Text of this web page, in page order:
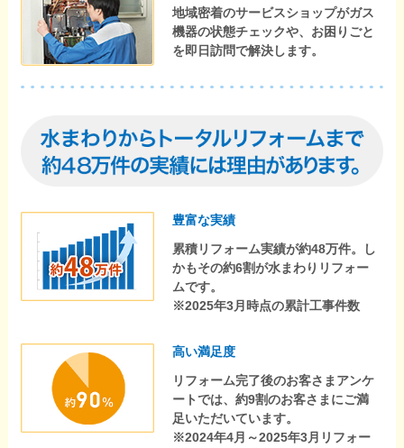
地域密着のサービスショップがガス
機器の状態チェックや、お困りごと
を即日訪問で解決します。
豊富な実績
累積リフォーム実績が約48万件。し
かもその約6割が水まわりリフォー
ムです。
※2025年3月時点の累計工事件数
高い満足度
リフォーム完了後のお客さまアンケ
ートでは、約9割のお客さまにご満
足いただいています。
※2024年4月～2025年3月リフォー